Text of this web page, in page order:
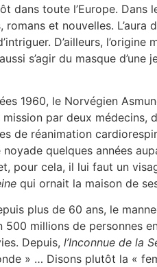
dans toute l’Europe. Dans
romans et nouvelles.
D’ailleurs,
s’agir du masque
1960, le Norvégien
mission par deux médecins,
de réanimation
noyade quelques années
pour cela, il lui faut un
qui ornait la maison de
plus de 60 ans, le
500 millions de personnes
Depuis, l’Inconnue de la
» … Disons plutôt la «